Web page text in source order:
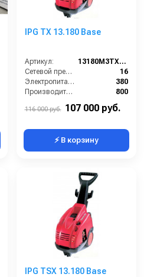
IPG TX 13.180 Base
Артикул:
13180M3TX (VER.351)
Сетевой предохранитель (А):
16
Электропитание (В):
380
Производительность (л/ч):
800
116 000 руб. 107 000 руб.
⚡ В корзину
IPG TSX 13.180 Base